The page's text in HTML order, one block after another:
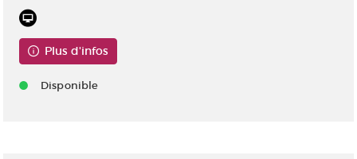
Plus d'infos
Disponible